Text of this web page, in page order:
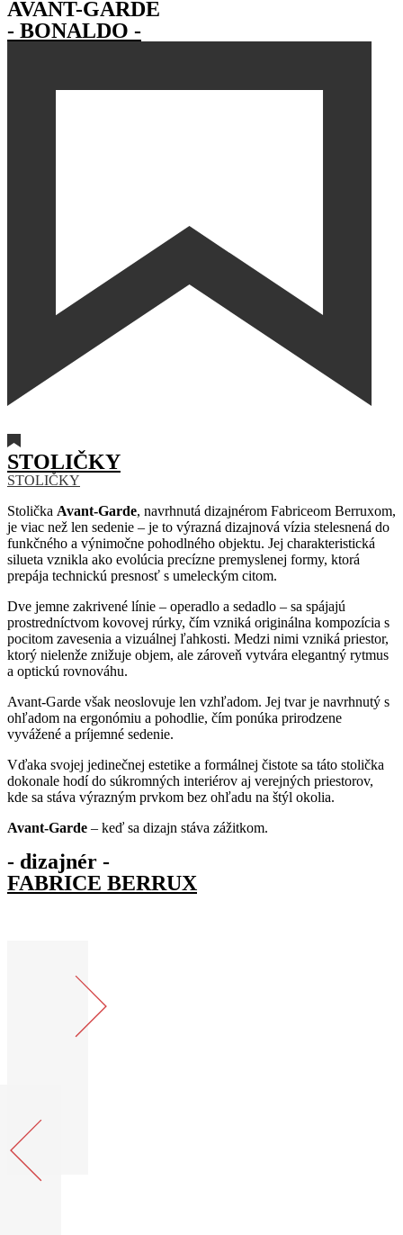
AVANT-GARDE
- BONALDO -
STOLIČKY
STOLIČKY
Stolička Avant-Garde, navrhnutá dizajnérom Fabriceom Berruxom,
je viac než len sedenie – je to výrazná dizajnová vízia stelesnená do
funkčného a výnimočne pohodlného objektu. Jej charakteristická
silueta vznikla ako evolúcia precízne premyslenej formy, ktorá
prepája technickú presnosť s umeleckým citom.
Dve jemne zakrivené línie – operadlo a sedadlo – sa spájajú
prostredníctvom kovovej rúrky, čím vzniká originálna kompozícia s
pocitom zavesenia a vizuálnej ľahkosti. Medzi nimi vzniká priestor,
ktorý nielenže znižuje objem, ale zároveň vytvára elegantný rytmus
a optickú rovnováhu.
Avant-Garde však neoslovuje len vzhľadom. Jej tvar je navrhnutý s
ohľadom na ergonómiu a pohodlie, čím ponúka prirodzene
vyvážené a príjemné sedenie.
Vďaka svojej jedinečnej estetike a formálnej čistote sa táto stolička
dokonale hodí do súkromných interiérov aj verejných priestorov,
kde sa stáva výrazným prvkom bez ohľadu na štýl okolia.
Avant-Garde – keď sa dizajn stáva zážitkom.
- dizajnér -
FABRICE BERRUX